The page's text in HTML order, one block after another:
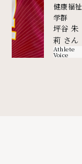
健康福祉
学群
坪谷 朱
莉 さん
Athlete
Voice